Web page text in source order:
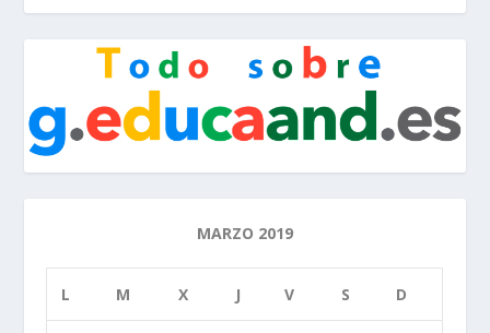
MARZO 2019
L M X J V S D